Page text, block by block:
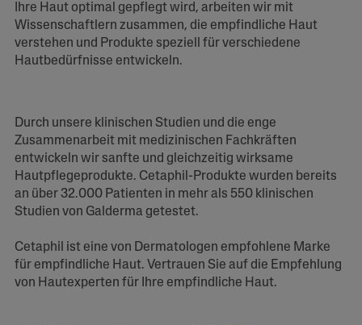
Ihre Haut optimal gepflegt wird, arbeiten wir mit
Wissenschaftlern zusammen, die empfindliche Haut
verstehen und Produkte speziell für verschiedene
Hautbedürfnisse entwickeln.
Durch unsere klinischen Studien und die enge
Zusammenarbeit mit medizinischen Fachkräften
entwickeln wir sanfte und gleichzeitig wirksame
Hautpflegeprodukte. Cetaphil-Produkte wurden bereits
an über 32.000 Patienten in mehr als 550 klinischen
Studien von Galderma getestet.
Cetaphil ist eine von Dermatologen empfohlene Marke
für empfindliche Haut. Vertrauen Sie auf die Empfehlung
von Hautexperten für Ihre empfindliche Haut.